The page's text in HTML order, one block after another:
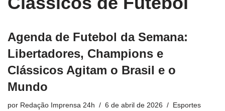
Agenda de Futebol da Semana:
Libertadores, Champions e
Clássicos Agitam o Brasil e o
Mundo
por Redação Imprensa 24h 6 de abril de 2026 Esportes